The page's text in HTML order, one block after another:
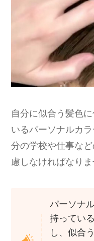
自分に似合う髪色
いるパーソナルカ
分の学校や仕事な
慮しなければなりま
パーソナ
持ってい
し、似合